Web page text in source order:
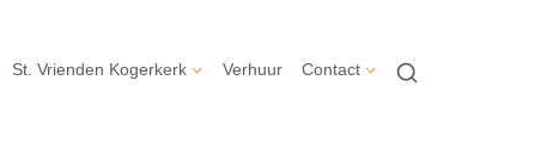
St. Vrienden Kogerkerk Verhuur Contact